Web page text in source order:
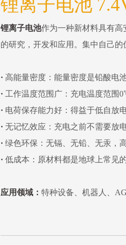
锂离子电池
锂离子电池作为一种新材料具有
的研究，开发和应用。集中自己
· 高能量密度：能量密度是铅酸电
· 工作温度范围广：充电温度范围
· 电荷保存能力好：得益于低自放
· 无记忆效应：充电之前不需要放电
· 绿色环保：无镉、无铅、无汞，
· 低成本：原材料都是地球上常见
应用领域： 特种设备、机器人、